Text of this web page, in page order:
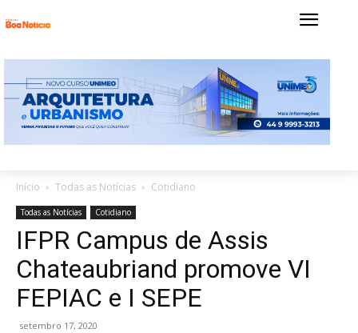
Início Todas as Notícias Cotidiano
Todas as Notícias Cotidiano
IFPR Campus de Assis
Chateaubriand promove VI
FEPIAC e I SEPE
setembro 17, 2020